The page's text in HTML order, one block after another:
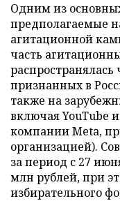
Одним из
предполагаемые
агитационной
часть
распространялась
признанных в
также на
включая YouTube
компании Meta,
организацией).
за период с 27
млн рублей, при
избирательного